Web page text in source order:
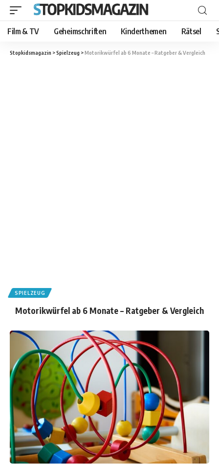
Film & TV Geheimschriften Kinderthemen Rätsel
Stopkidsmagazin >Spielzeug >Motorikwürfel ab 6 Monate – Ratgeber & Vergleich
SPIELZEUG
Motorikwürfel ab 6 Monate – Ratgeber & Vergleich